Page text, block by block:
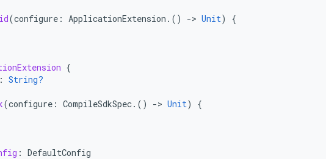
(configure : ApplicationExtension .() -> Unit)
{
{
: String?
(configure : CompileSdkSpec.() -> Unit)
{
: DefaultConfig